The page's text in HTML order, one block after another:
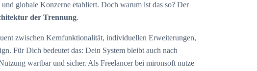
globale Konzerne etabliert. Doch warum ist das so? Der
der Trennung.
zwischen Kernfunktionalität, individuellen Erweiterungen,
Für Dich bedeutet das: Dein System bleibt auch nach
wartbar und sicher. Als Freelancer bei mironsoft nutze